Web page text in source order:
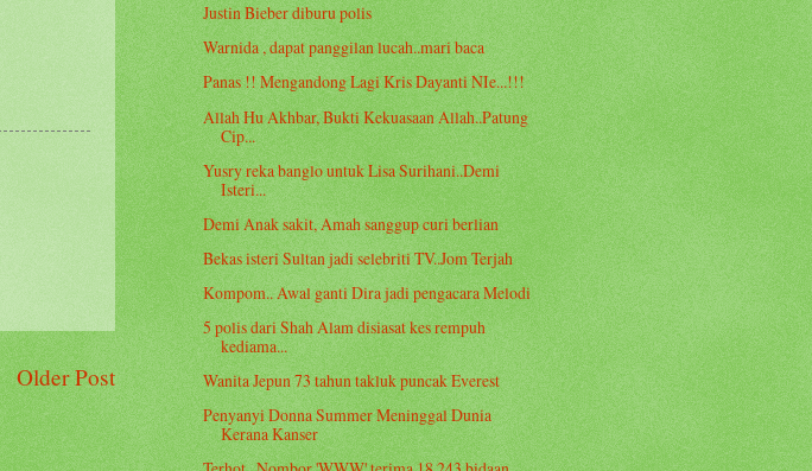
Older Post
Justin Bieber diburu polis
Warnida , dapat panggilan lucah..mari baca
Panas !! Mengandong Lagi Kris Dayanti NIe...!!!
Allah Hu Akhbar, Bukti Kekuasaan Allah..Patung
Cip...
Yusry reka banglo untuk Lisa Surihani..Demi
Isteri...
Demi Anak sakit, Amah sanggup curi berlian
Bekas isteri Sultan jadi selebriti TV..Jom Terjah
Kompom.. Awal ganti Dira jadi pengacara Melodi
5 polis dari Shah Alam disiasat kes rempuh
kediama...
Wanita Jepun 73 tahun takluk puncak Everest
Penyanyi Donna Summer Meninggal Dunia
Kerana Kanser